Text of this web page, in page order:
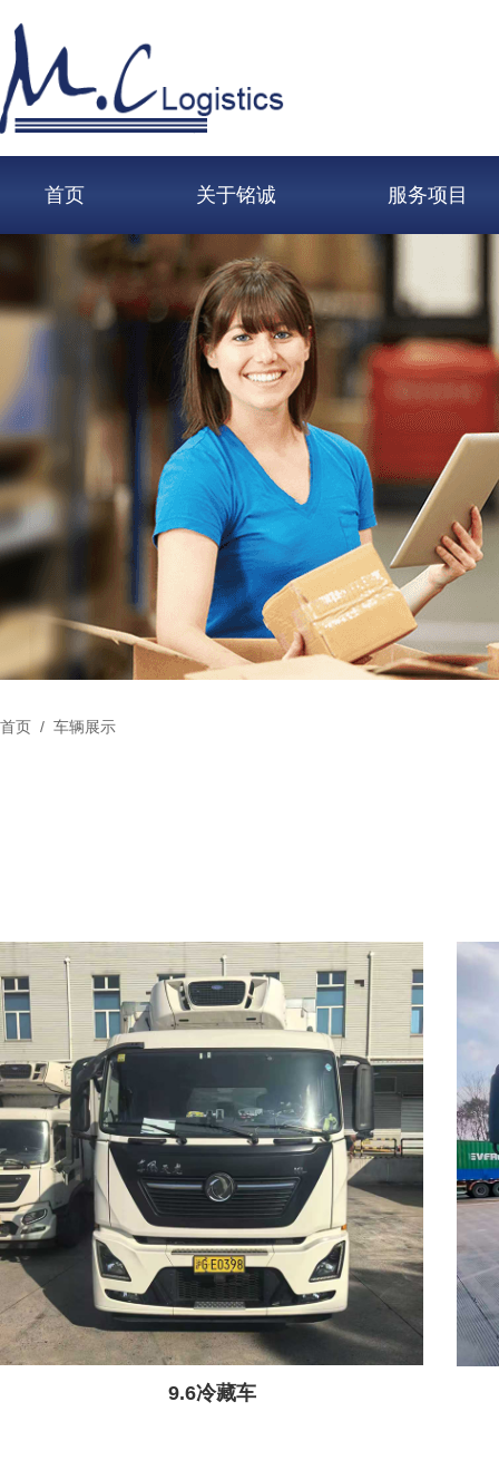
首页 关于铭诚 服务项目
首页 / 车辆展示
9.6冷藏车